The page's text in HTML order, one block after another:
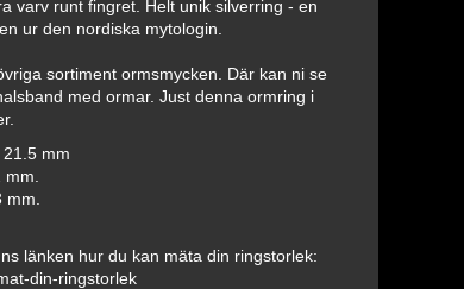
varv runt fingret. Helt unik silverring - en
ur den nordiska mytologin.
sortiment ormsmycken. Där kan ni se
med ormar. Just denna ormring i
mm
länken hur du kan mäta din ringstorlek:
din-ringstorlek